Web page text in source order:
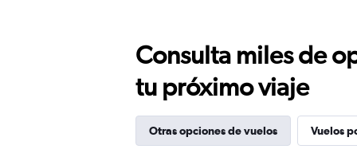
Consulta miles de
tu próximo viaje
Otras opciones de vuelos Vuelos